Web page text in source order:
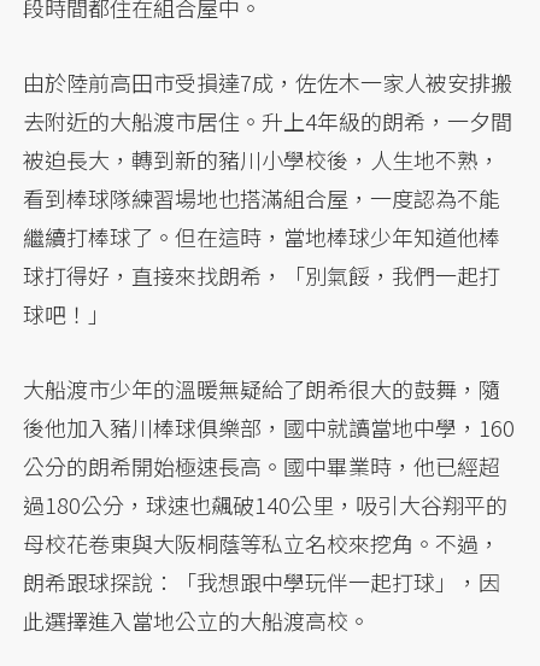
段時間都住在組合屋中。
由於陸前高田市受損達7成，佐佐木一家人被安排搬
去附近的大船渡市居住。升上4年級的朗希，一夕間
被迫長大，轉到新的豬川小學校後，人生地不熟，
看到棒球隊練習場地也搭滿組合屋，一度認為不能
繼續打棒球了。但在這時，當地棒球少年知道他棒
球打得好，直接來找朗希，「別氣餒，我們一起打
球吧！」
大船渡市少年的溫暖無疑給了朗希很大的鼓舞，隨
後他加入豬川棒球俱樂部，國中就讀當地中學，160
公分的朗希開始極速長高。國中畢業時，他已經超
過180公分，球速也飆破140公里，吸引大谷翔平的
母校花卷東與大阪桐蔭等私立名校來挖角。不過，
朗希跟球探說：「我想跟中學玩伴一起打球」，因
此選擇進入當地公立的大船渡高校。